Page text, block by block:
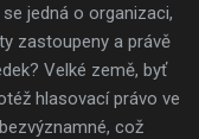
jedná o organizaci,
zastoupeny a právě
Velké země, byť
hlasovací právo ve
což